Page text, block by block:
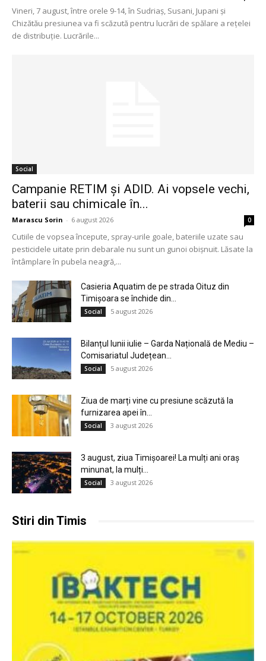
Vineri, 7 august, între orele 9-14, în Sudriaș, Susani, Jupani și
Chizătău presiunea va fi scăzută pentru lucrări de spălare a rețelei
de distribuție. Lucrările...
Social
Campanie RETIM și ADID. Ai vopsele vechi,
baterii sau chimicale în...
Marascu Sorin - 6 august 2026 0
Cutiile de vopsea începute, spray-urile goale, bateriile uzate sau
pesticidele uitate prin debarale nu sunt un gunoi obișnuit. Lăsate la
întâmplare în pubela neagră,...
Casieria Aquatim de pe strada Oituz din
Timișoara se închide din...
Social 5 august 2026
Bilanțul lunii iulie – Garda Națională de Mediu –
Comisariatul Județean...
Social 5 august 2026
Ziua de marți vine cu presiune scăzută la
furnizarea apei în...
Social 3 august 2026
3 august, ziua Timișoarei! La mulți ani oraș
minunat, la mulți...
Social 3 august 2026
Stiri din Timis